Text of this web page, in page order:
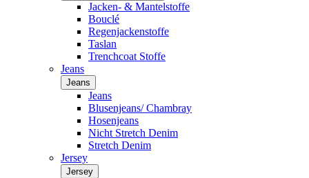
Jacken- & Mantelstoffe
Bouclé
Regenjackenstoffe
Taslan
Trenchcoat Stoffe
Jeans
Jeans
Jeans
Blusenjeans/ Chambray
Hosenjeans
Nicht Stretch Denim
Stretch Denim
Jersey
Jersey